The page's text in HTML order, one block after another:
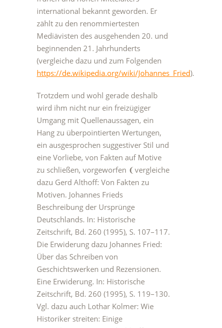
international bekannt geworden. Er
zählt zu den renommiertesten
Mediävisten des ausgehenden 20. und
beginnenden 21. Jahrhunderts
(vergleiche dazu und zum Folgenden
https://de.wikipedia.org/wiki/Johannes_Fried).
Trotzdem und wohl gerade deshalb
wird ihm nicht nur ein freizügiger
Umgang mit Quellenaussagen, ein
Hang zu überpointierten Wertungen,
ein ausgesprochen suggestiver Stil und
eine Vorliebe, von Fakten auf Motive
zu schließen, vorgeworfen ❨vergleiche
dazu Gerd Althoff: Von Fakten zu
Motiven. Johannes Frieds
Beschreibung der Ursprünge
Deutschlands. In: Historische
Zeitschrift, Bd. 260 (1995), S. 107–117.
Die Erwiderung dazu Johannes Fried:
Über das Schreiben von
Geschichtswerken und Rezensionen.
Eine Erwiderung. In: Historische
Zeitschrift, Bd. 260 (1995), S. 119–130.
Vgl. dazu auch Lothar Kolmer: Wie
Historiker streiten: Einige